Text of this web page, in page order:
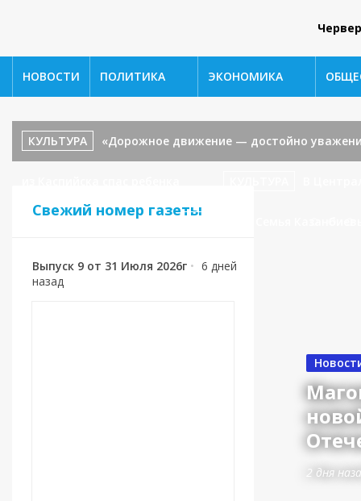
НОВОСТИ ПОЛИТИКА ЭКОНОМИКА
КУЛЬТУРА «Дорожное движение — достойно
«В гостях у сказки».
Свежий номер газеты
Выпуск 9 от 31 Июля 2026г • 6 дней
назад
2 дня